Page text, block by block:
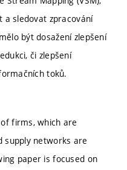
a sledovat zpracování
být dosažení zlepšení
či zlepšení
toků.
firms, which are
supply networks are
paper is focused on